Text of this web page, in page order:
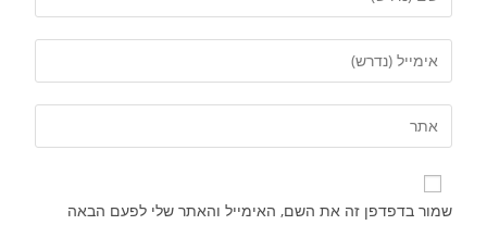
שמור בדפדפן זה את השם, האימייל והאתר שלי לפעם הבאה